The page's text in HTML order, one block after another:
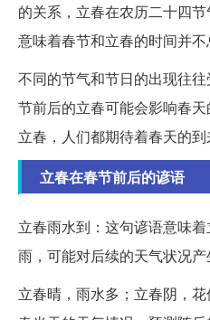
的关系，立春在农历二十四
意味着春节和立春的时间并不
不同的节气和节日的出现往
节前后的立春可能会影响春
立春，人们都期待着春天的到
立春在春节前后的谚语
立春雨水到：这句谚语意味
雨，可能对后续的天气状况产
立春晴，雨水多；立春阴，